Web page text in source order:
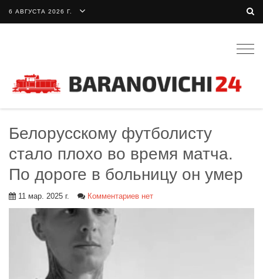
6 АВГУСТА 2026 Г.
Белорусскому футболисту
стало плохо во время матча.
По дороге в больницу он умер
11 мар. 2025 г. Комментариев нет